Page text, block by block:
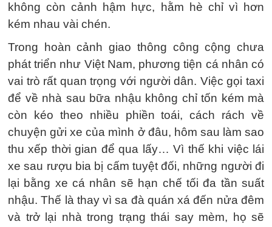
không còn cảnh hậm hực, hằm hè chỉ vì hơn
kém nhau vài chén.
Trong hoàn cảnh giao thông công cộng chưa
phát triển như Việt Nam, phương tiện cá nhân có
vai trò rất quan trọng với người dân. Việc gọi taxi
để về nhà sau bữa nhậu không chỉ tốn kém mà
còn kéo theo nhiều phiền toái, cách rách về
chuyện gửi xe của mình ở đâu, hôm sau làm sao
thu xếp thời gian để qua lấy… Vì thế khi việc lái
xe sau rượu bia bị cấm tuyệt đối, những người đi
lại bằng xe cá nhân sẽ hạn chế tối đa tần suất
nhậu. Thế là thay vì sa đà quán xá đến nửa đêm
và trở lại nhà trong trạng thái say mèm, họ sẽ